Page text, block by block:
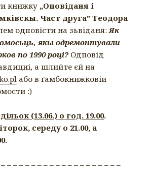
книжку „Оповіданя і
Част друга” Теодора
одповісти на зьвіданя:Як
, якы одремонтували
по 1990 році?Одповід
а шлийте єй на
або в ґамбокнижковій
:)
(13.06.) о год. 19.00.
середу о 21.00, а
– – – – – – – – – – – – – – – – – – –